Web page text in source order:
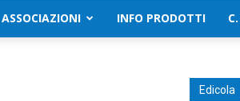
ASSOCIAZIONI INFO PRODOTTI
Edicola